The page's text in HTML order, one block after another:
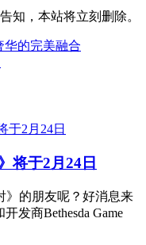
知，本站将立刻删除。
华的完美融合
将于2月24日
》的朋友呢？好消息来
发商Bethesda Game